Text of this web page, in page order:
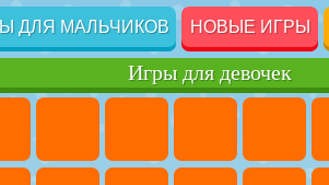
ДЛЯ МАЛЬЧИКОВ НОВЫЕ ИГРЫ
Игры для девочек